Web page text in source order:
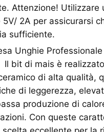
Attenzione! Utilizzare
2A per assicurarsi
sufficiente.
Unghie
Il bit di mais è
di alta qualità,
di leggerezza,
produzione di
Con queste